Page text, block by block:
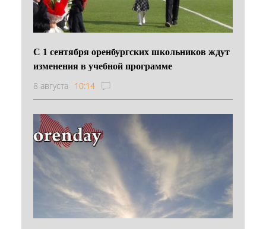
С 1 сентября оренбургских школьников ждут
изменения в учебной программе
8 августа 10:14